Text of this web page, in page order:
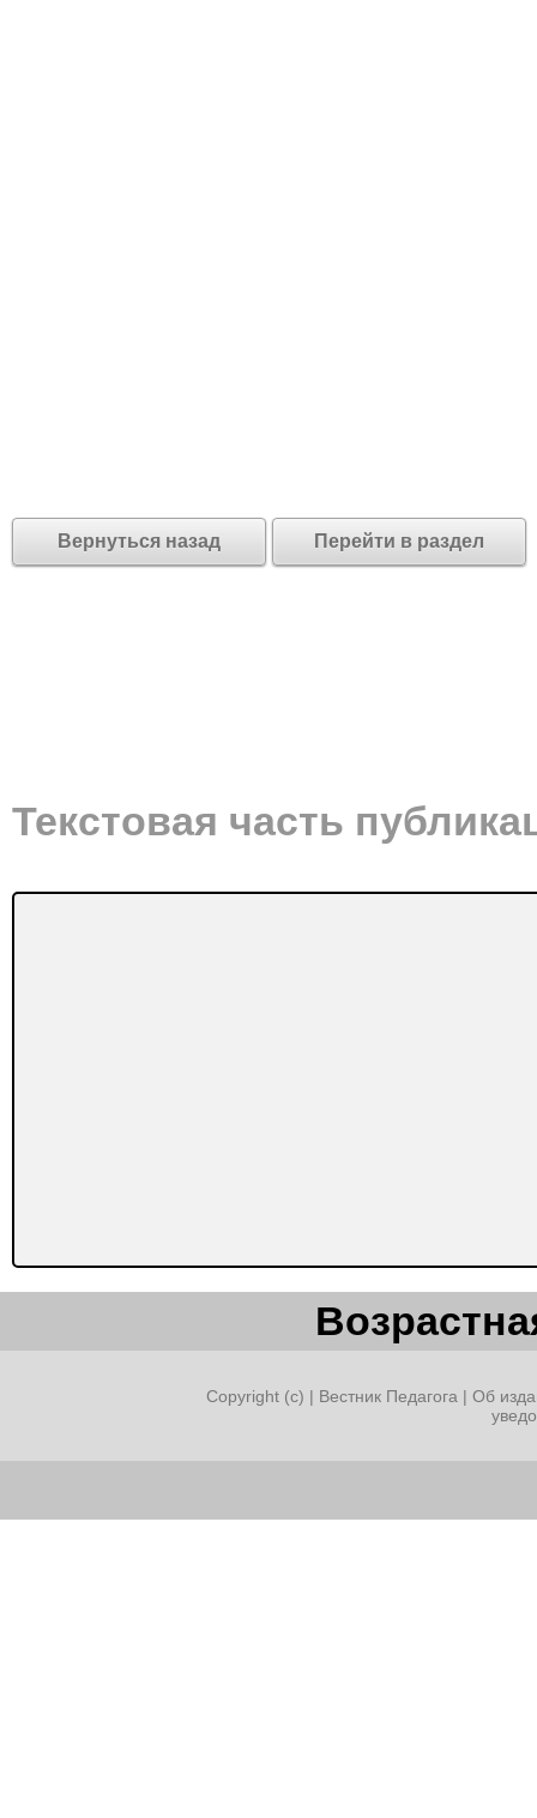
Вернуться назад Перейти в раздел
Текстовая часть
Copyright (c) | Вестник Педагога | Об